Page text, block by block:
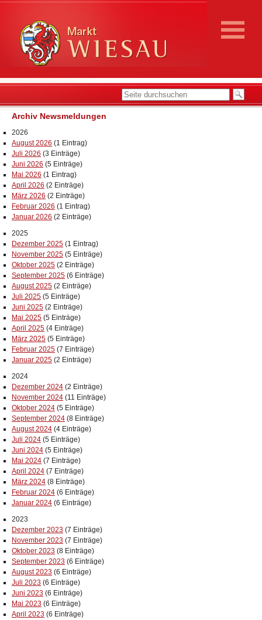
Archiv Newsmeldungen
2026
August 2026 (1 Eintrag)
Juli 2026 (3 Einträge)
Juni 2026 (5 Einträge)
Mai 2026 (1 Eintrag)
April 2026 (2 Einträge)
März 2026 (2 Einträge)
Februar 2026 (1 Eintrag)
Januar 2026 (2 Einträge)
2025
Dezember 2025 (1 Eintrag)
November 2025 (5 Einträge)
Oktober 2025 (2 Einträge)
September 2025 (6 Einträge)
August 2025 (2 Einträge)
Juli 2025 (5 Einträge)
Juni 2025 (2 Einträge)
Mai 2025 (5 Einträge)
April 2025 (4 Einträge)
März 2025 (5 Einträge)
Februar 2025 (7 Einträge)
Januar 2025 (2 Einträge)
2024
Dezember 2024 (2 Einträge)
November 2024 (11 Einträge)
Oktober 2024 (5 Einträge)
September 2024 (8 Einträge)
August 2024 (4 Einträge)
Juli 2024 (5 Einträge)
Juni 2024 (5 Einträge)
Mai 2024 (7 Einträge)
April 2024 (7 Einträge)
März 2024 (8 Einträge)
Februar 2024 (6 Einträge)
Januar 2024 (6 Einträge)
2023
Dezember 2023 (7 Einträge)
November 2023 (7 Einträge)
Oktober 2023 (8 Einträge)
September 2023 (6 Einträge)
August 2023 (6 Einträge)
Juli 2023 (6 Einträge)
Juni 2023 (6 Einträge)
Mai 2023 (6 Einträge)
April 2023 (6 Einträge)